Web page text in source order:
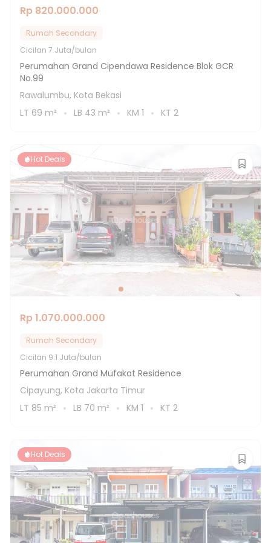
Rp 820.000.000
Rumah Secondary
Cicilan 7 Juta/bulan
Perumahan Grand Cipendawa Residence Blok GCR
No.99
Rawalumbu, Kota Bekasi
LT 69 m² LB 43 m² KM 1 KT 2
Hot Deals
Rp 1.070.000.000
Rumah Secondary
Cicilan 9.1 Juta/bulan
Perumahan Grand Mufakat Residence
Cipayung, Kota Jakarta Timur
LT 85 m² LB 70 m² KM 1 KT 2
Hot Deals